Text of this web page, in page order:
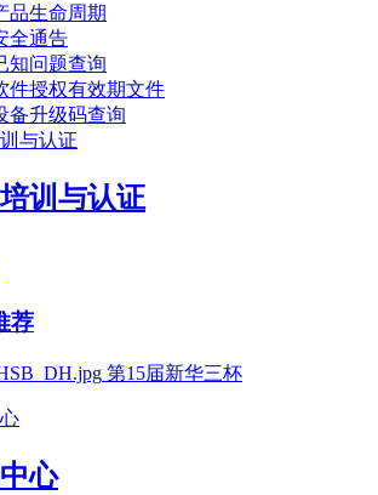
品生命周期
全通告
知问题查询
件授权有效期文件
备升级码查询
与认证
训与认证
荐
第15届新华三杯
心